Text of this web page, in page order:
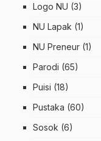
Logo NU (3)
NU Lapak (1)
NU Preneur (1)
Parodi (65)
Puisi (18)
Pustaka (60)
Sosok (6)